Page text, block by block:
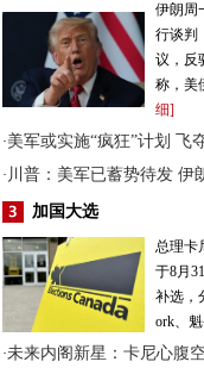
伊朗周
行谈判
议，反
称，美
细]
·美军或实施“疯狂”计划 飞
· 川普：美军已蓄势待发 伊
加国大选
总理卡
于8月
补选，
ork、
·未来内阁新星：卡尼心腹